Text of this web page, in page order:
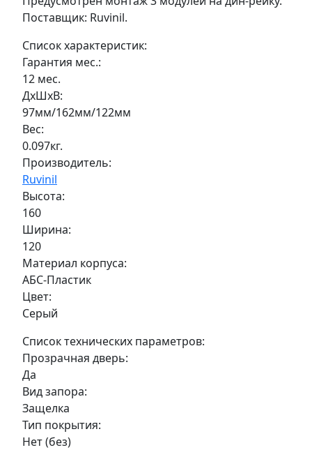
Поставщик: Ruvinil.
Список характеристик:
Гарантия мес.:
12 мес.
ДxШxВ:
97мм/162мм/122мм
Вес:
0.097кг.
Производитель:
Ruvinil
Высота:
160
Ширина:
120
Материал корпуса:
АБС-Пластик
Цвет:
Серый
Список технических параметров:
Прозрачная дверь:
Да
Вид запора:
Защелка
Тип покрытия:
Нет (без)